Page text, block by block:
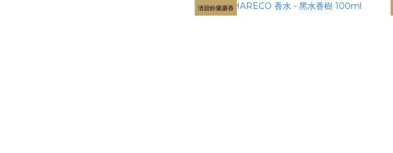
清甜鈴蘭麝香